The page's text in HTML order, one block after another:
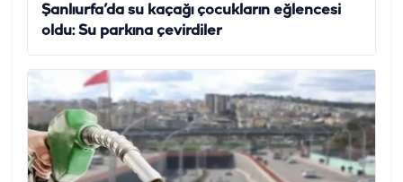
Şanlıurfa’da su kaçağı çocukların eğlencesi
oldu: Su parkına çevirdiler